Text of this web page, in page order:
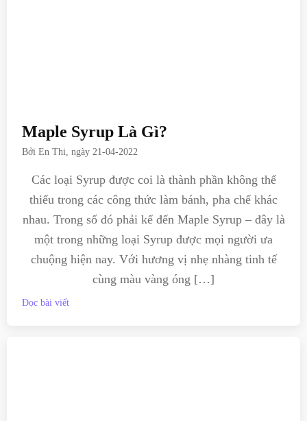
Maple Syrup Là Gì?
BởiEn Thi, ngày21-04-2022
Các loại Syrup được coi là thành phần không thể
thiếu trong các công thức làm bánh, pha chế khác
nhau. Trong số đó phải kể đến Maple Syrup – đây là
một trong những loại Syrup được mọi người ưa
chuộng hiện nay. Với hương vị nhẹ nhàng tinh tế
cùng màu vàng óng […]
Đọc bài viết